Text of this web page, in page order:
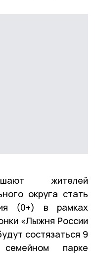
жителей
округа стать
(0+) в рамках
«Лыжня России
состязаться 9
парке